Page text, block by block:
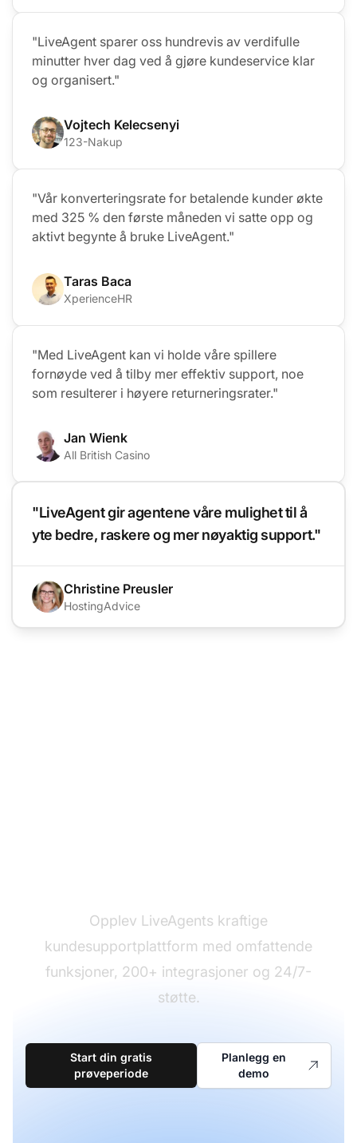
"LiveAgent sparer oss hundrevis av verdifulle
minutter hver dag ved å gjøre kundeservice klar
og organisert."
Vojtech Kelecsenyi
123-Nakup
"Vår konverteringsrate for betalende kunder økte
med 325 % den første måneden vi satte opp og
aktivt begynte å bruke LiveAgent."
Taras Baca
XperienceHR
"Med LiveAgent kan vi holde våre spillere
fornøyde ved å tilby mer effektiv support, noe
som resulterer i høyere returneringsrater."
Jan Wienk
All British Casino
"LiveAgent gir agentene våre mulighet til å
yte bedre, raskere og mer nøyaktig support."
Christine Preusler
HostingAdvice
Opplev LiveAgents kraftige
kundesupportplattform med omfattende
funksjoner, 200+ integrasjoner og 24/7-
støtte.
Start din gratis
prøveperiode
Planlegg en
demo